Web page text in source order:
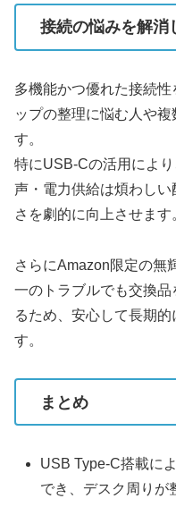
接続の悩みを解消
多機能かつ優れた接続
ップの整理に悩む人や
す。
特にUSB-Cの活用によ
声・電力供給は煩わし
さを劇的に向上させます
さらにAmazon限定の無
一のトラブルでも交換
るため、安心して長期
す。
まとめ
USB Type-C搭載に
でき、デスク周りが